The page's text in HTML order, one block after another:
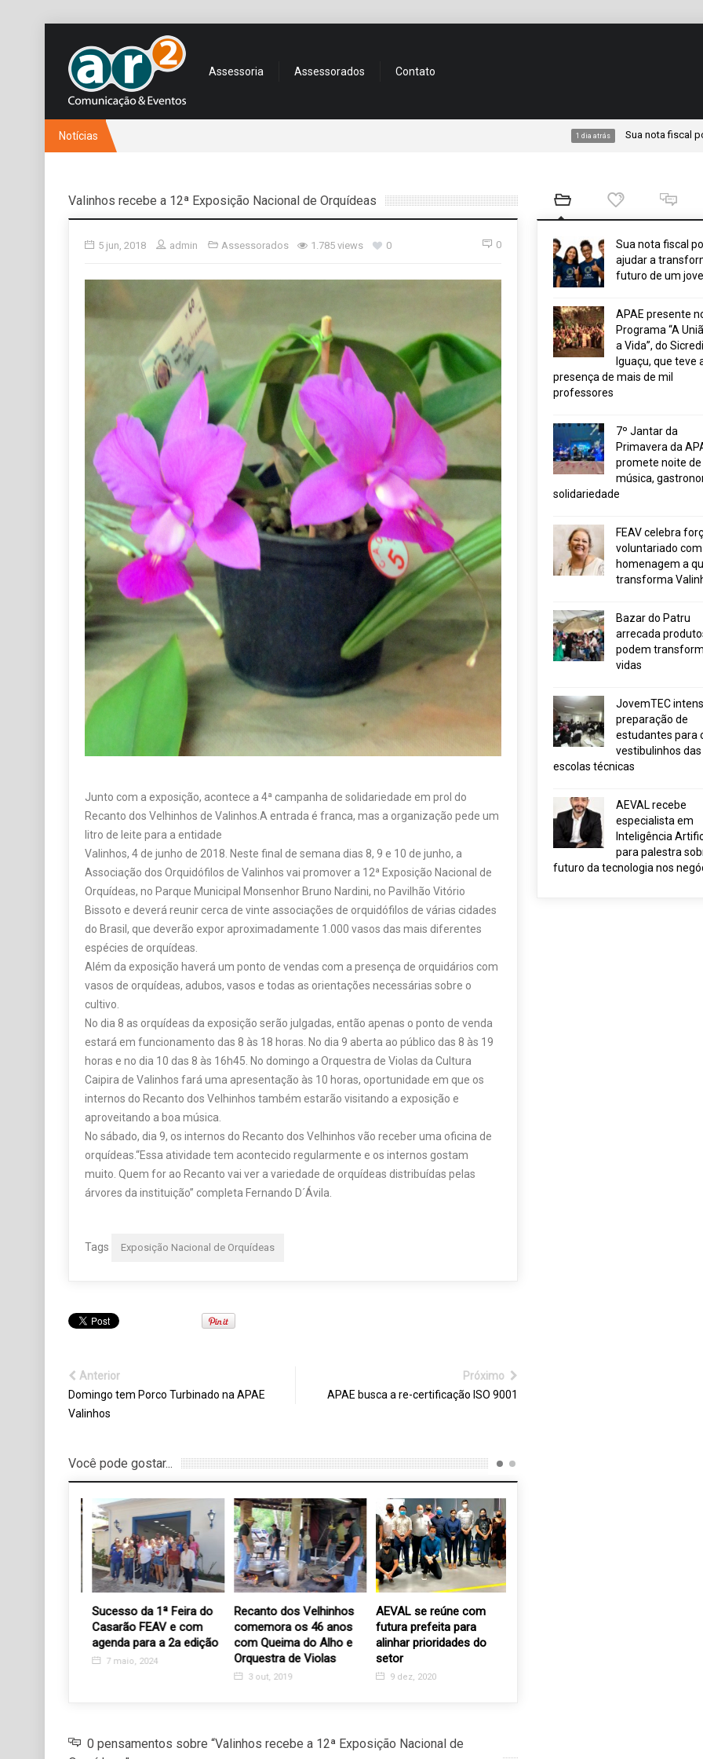
Assessoria Assessorados Contato
Notícias Sua nota fiscal pode ajudar
Valinhos recebe a 12ª Exposição Nacional de Orquídeas
5 jun, 2018 admin Assessorados 1.785 views 0 0
Junto com a exposição, acontece a 4ª campanha de solidariedade em prol do
Recanto dos Velhinhos de Valinhos.A entrada é franca, mas a organização pede um
litro de leite para a entidade
Valinhos, 4 de junho de 2018. Neste final de semana dias 8, 9 e 10 de junho, a
Associação dos Orquidófilos de Valinhos vai promover a 12ª Exposição Nacional de
Orquídeas, no Parque Municipal Monsenhor Bruno Nardini, no Pavilhão Vitório
Bissoto e deverá reunir cerca de vinte associações de orquidófilos de várias cidades
do Brasil, que deverão expor aproximadamente 1.000 vasos das mais diferentes
espécies de orquídeas.
Além da exposição haverá um ponto de vendas com a presença de orquidários com
vasos de orquídeas, adubos, vasos e todas as orientações necessárias sobre o
cultivo.
No dia 8 as orquídeas da exposição serão julgadas, então apenas o ponto de venda
estará em funcionamento das 8 às 18 horas. No dia 9 aberta ao público das 8 às 19
horas e no dia 10 das 8 às 16h45. No domingo a Orquestra de Violas da Cultura
Caipira de Valinhos fará uma apresentação às 10 horas, oportunidade em que os
internos do Recanto dos Velhinhos também estarão visitando a exposição e
aproveitando a boa música.
No sábado, dia 9, os internos do Recanto dos Velhinhos vão receber uma oficina de
orquídeas.“Essa atividade tem acontecido regularmente e os internos gostam
muito. Quem for ao Recanto vai ver a variedade de orquídeas distribuídas pelas
árvores da instituição” completa Fernando D´Ávila.
Tags Exposição Nacional de Orquídeas
Anterior
Domingo tem Porco Turbinado na APAE
Valinhos
Próximo
APAE busca a re-certificação ISO 9001
Você pode gostar...
Sucesso da 1ª Feira do
Casarão FEAV e com
agenda para a 2a edição
7 maio, 2024
Recanto dos Velhinhos
comemora os 46 anos
com Queima do Alho e
Orquestra de Violas
3 out, 2019
AEVAL se reúne com
futura prefeita para
alinhar prioridades do
setor
9 dez, 2020
0 pensamentos sobre “Valinhos recebe a 12ª Exposição Nacional de
Sua nota fiscal
ajudar a
futuro de um
APAE presente
Programa “A
a Vida”, do Sicredi
Iguaçu, que teve
presença de mais de mil
professores
7º Jantar da
Primavera da
promete noite de
música,
solidariedade
FEAV celebra
voluntariado com
homenagem a
transforma
Bazar do Patru
arrecada
podem
vidas
JovemTEC
preparação de
estudantes para
vestibulinhos das
escolas técnicas
AEVAL recebe
especialista em
Inteligência
para palestra
futuro da tecnologia nos